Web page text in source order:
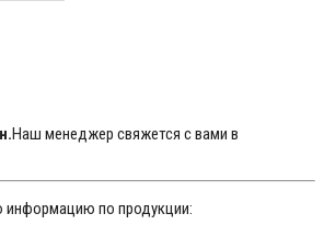
Наш менеджер свяжется с вами в
по продукции: